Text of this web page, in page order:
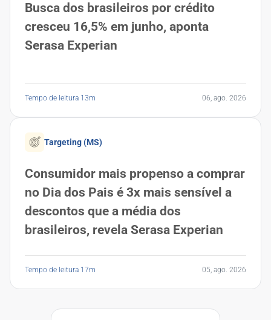
Busca dos brasileiros por crédito
cresceu 16,5% em junho, aponta
Serasa Experian
Tempo de leitura 13m 06, ago. 2026
Targeting (MS)
Consumidor mais propenso a comprar
no Dia dos Pais é 3x mais sensível a
descontos que a média dos
brasileiros, revela Serasa Experian
Tempo de leitura 17m 05, ago. 2026